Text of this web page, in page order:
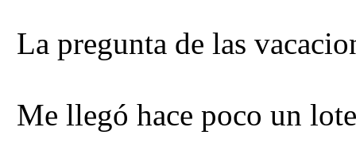
La pregunta de las
Me llegó hace poco un